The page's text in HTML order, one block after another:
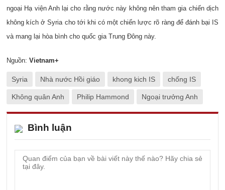
ngoại Hạ viện Anh lại cho rằng nước này không nên tham gia chiến dịch
không kích ở Syria cho tới khi có một chiến lược rõ ràng để đánh bại IS
và mang lại hòa bình cho quốc gia Trung Đông này.
Nguồn: Vietnam+
Syria Nhà nước Hồi giáo khong kich IS chống IS
Không quân Anh Philip Hammond Ngoại trưởng Anh
Bình luận